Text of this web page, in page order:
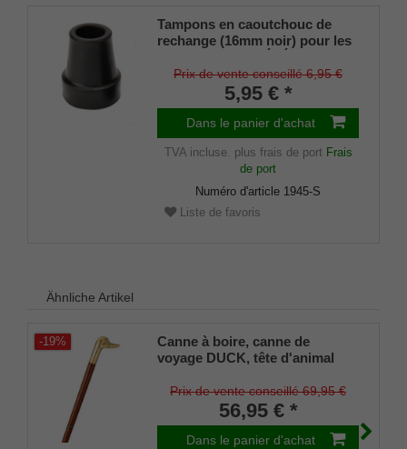
Tampons en caoutchouc de
rechange (16mm noir) pour les
(diamètre intérieur env. 16mm)
avec insert métallique (lot de 2)
Prix de vente conseillé 6,95 €
5,95 € *
Dans le panier d'achat
TVA incluse. plus frais de port Frais
de port
Numéro d'article 1945-S
Liste de favoris
Ähnliche Artikel
-19%
Canne à boire, canne de
voyage DUCK, tête d'animal
bois dur brun, canne de
randonnée, séparable,
compartiment secret, femmes,
hommes, butoir caoutchouc
Prix de vente conseillé 69,95 €
56,95 € *
Dans le panier d'achat